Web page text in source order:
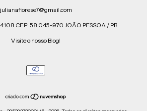
julianafiorese7@gmail.com
CEP: 58.045-970 JOÃO PESSOA / PB
Visite o nosso Blog!